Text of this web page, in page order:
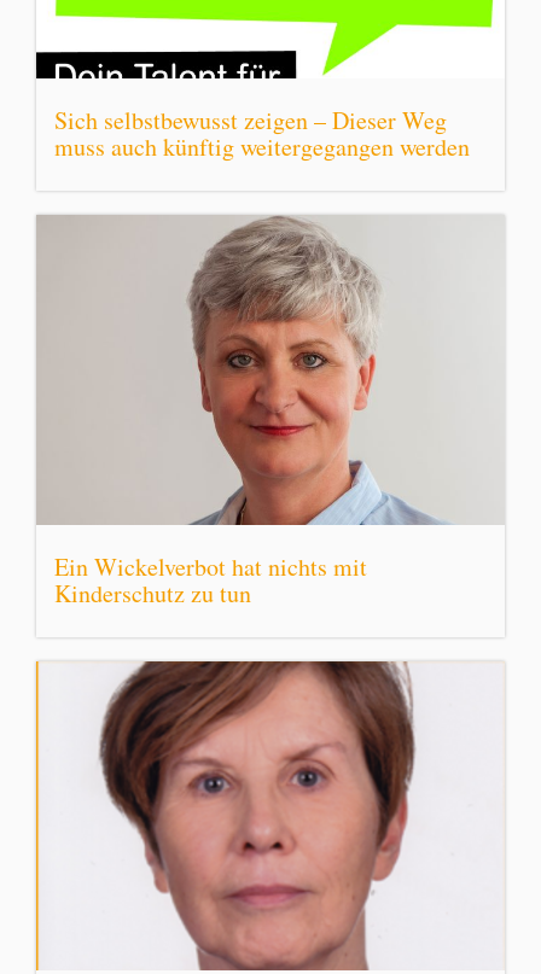
Sich selbstbewusst zeigen – Dieser Weg
muss auch künftig weitergegangen werden
Ein Wickelverbot hat nichts mit
Kinderschutz zu tun